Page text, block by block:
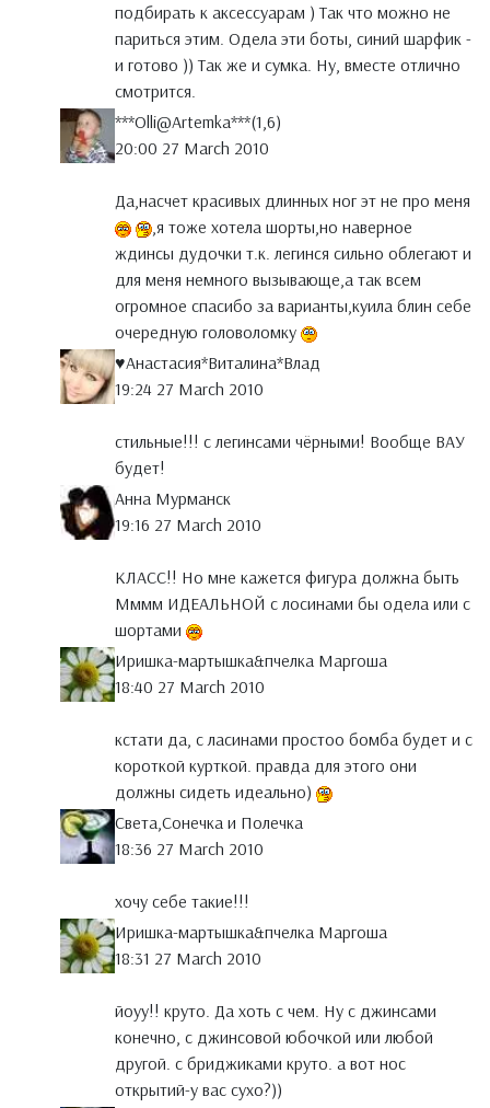
подбирать к аксессуарам ) Так что можно не
париться этим. Одела эти боты, синий шарфик -
и готово )) Так же и сумка. Ну, вместе отлично
смотрится.
***Оlli@Artemkа***(1,6)
20:00 27 March 2010
Да,насчет красивых длинных ног эт не про меня
,я тоже хотела шорты,но наверное
ждинсы дудочки т.к. легинся сильно облегают и
для меня немного вызывающе,а так всем
огромное спасибо за варианты,куила блин себе
очередную головоломку
♥Анастасия*Виталина*Влад
19:24 27 March 2010
стильные!!! с легинсами чёрными! Вообще ВАУ
будет!
Анна Мурманск
19:16 27 March 2010
КЛАСС!! Но мне кажется фигура должна быть
Мммм ИДЕАЛЬНОЙ с лосинами бы одела или с
шортами
Иришка-мартышка&пчелка Маргоша
18:40 27 March 2010
кстати да, с ласинами простоо бомба будет и с
короткой курткой. правда для этого они
должны сидеть идеально)
Света,Сонечка и Полечка
18:36 27 March 2010
хочу себе такие!!!
Иришка-мартышка&пчелка Маргоша
18:31 27 March 2010
йоуу!! круто. Да хоть с чем. Ну с джинсами
конечно, с джинсовой юбочкой или любой
другой. с бриджиками круто. а вот нос
открытий-у вас сухо?))